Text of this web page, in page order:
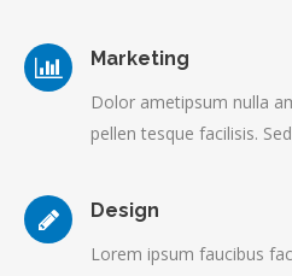
Marketing
Dolor ametipsum nulla
pellen tesque facilisis.
Design
Lorem ipsum faucibus